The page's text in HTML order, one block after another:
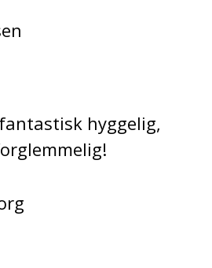
hyggelig,